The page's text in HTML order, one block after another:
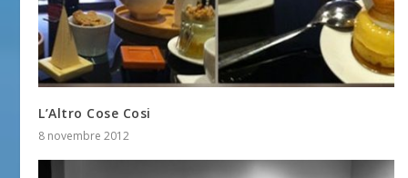
L’Altro Cose Cosi
8 novembre 2012